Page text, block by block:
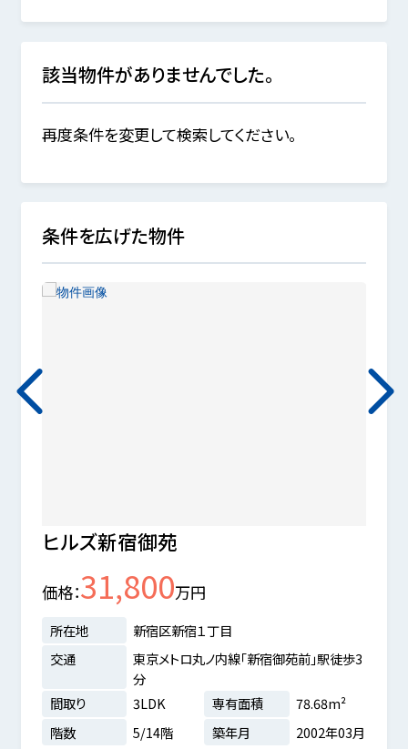
該当物件がありませんでした。
再度条件を変更して検索してください。
条件を広げた物件
ヒルズ新宿御苑
価格 31,800万円
所在地
新宿区新宿１丁目
交通
東京メトロ丸ノ内線「新宿御苑前」駅徒歩3
分
間取り
3LDK 専有面積
78.68m²
階数
5/14階 築年月 2002年03月